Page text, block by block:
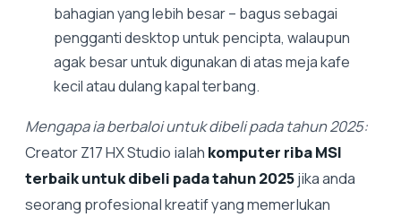
bahagian yang lebih besar – bagus sebagai
pengganti desktop untuk pencipta, walaupun
agak besar untuk digunakan di atas meja kafe
kecil atau dulang kapal terbang.
Mengapa ia berbaloi untuk dibeli pada tahun 2025:
Creator Z17 HX Studio ialah komputer riba MSI
terbaik untuk dibeli pada tahun 2025jika anda
seorang profesional kreatif yang memerlukan